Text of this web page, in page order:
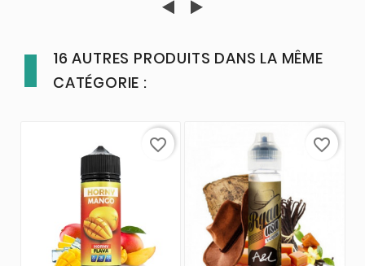
16 AUTRES PRODUITS DANS LA MÊME
CATÉGORIE :
favorite_border favorite_border